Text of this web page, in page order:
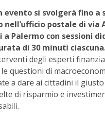
evento si svolgerà fino a
nell’ufficio postale di via
a Palermo con sessioni
di 30 minuti
degli esperti
questioni di
a dare ai cittadini il
di risparmio e